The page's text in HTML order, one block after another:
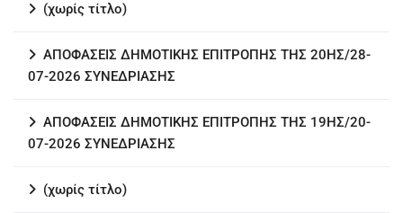
(χωρίς τίτλο)
ΑΠΟΦΑΣΕΙΣ ΔΗΜΟΤΙΚΗΣ ΕΠΙΤΡΟΠΗΣ ΤΗΣ 20ΗΣ/28-
07-2026 ΣΥΝΕΔΡΙΑΣΗΣ
ΑΠΟΦΑΣΕΙΣ ΔΗΜΟΤΙΚΗΣ ΕΠΙΤΡΟΠΗΣ ΤΗΣ 19ΗΣ/20-
07-2026 ΣΥΝΕΔΡΙΑΣΗΣ
(χωρίς τίτλο)